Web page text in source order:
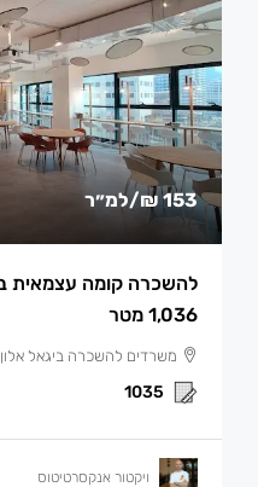
153 ₪ /למ״ר
1,036 מטר
משרדים להשכרה ביגאל אלון
1035
ויקטור אנקסרטיטוס